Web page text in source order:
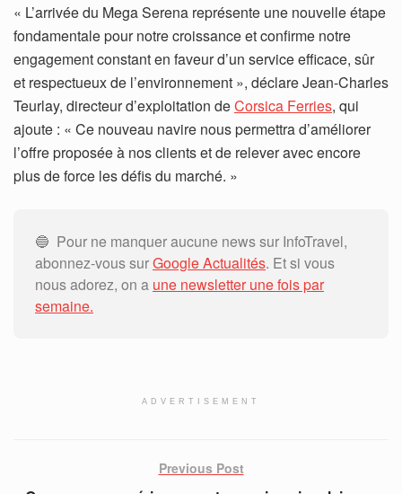
« L’arrivée du Mega Serena représente une nouvelle étape
fondamentale pour notre croissance et confirme notre
engagement constant en faveur d’un service efficace, sûr
et respectueux de l’environnement », déclare Jean-Charles
Teurlay, directeur d’exploitation deCorsica Ferries, qui
ajoute : « Ce nouveau navire nous permettra d’améliorer
l’offre proposée à nos clients et de relever avec encore
plus de force les défis du marché. »
🔵 Pour ne manquer aucune news sur InfoTravel,
abonnez-vous surGoogle Actualités. Et si vous
nous adorez, on a une newsletter une fois par
semaine.
ADVERTISEMENT
Previous Post